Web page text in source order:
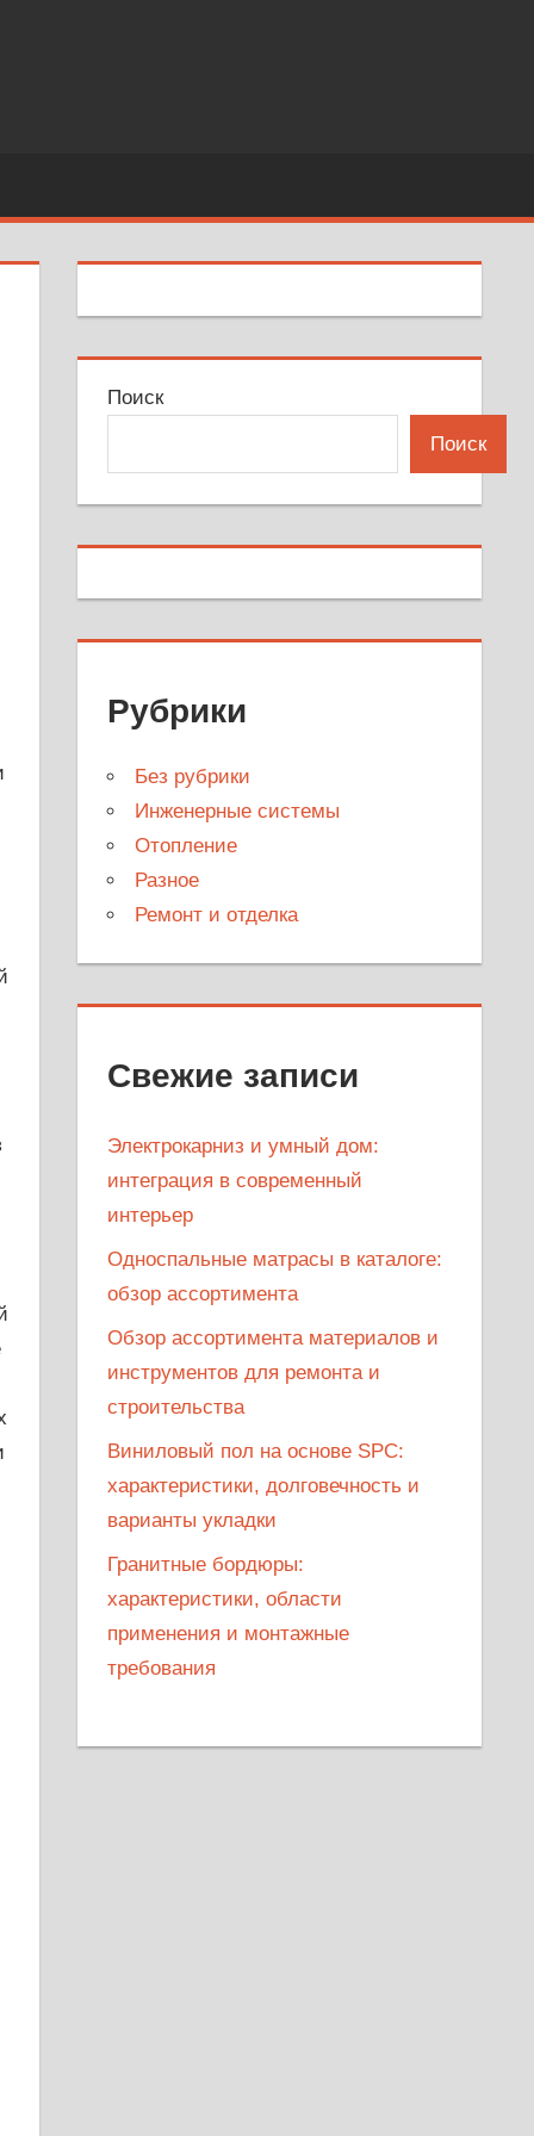
Поиск
Поиск
Рубрики
Без рубрики
Инженерные системы
Отопление
Разное
Ремонт и отделка
Свежие записи
Электрокарниз и умный дом:
интеграция в современный
интерьер
Односпальные матрасы в каталоге:
обзор ассортимента
Обзор ассортимента материалов и
инструментов для ремонта и
строительства
Виниловый пол на основе SPC:
характеристики, долговечность и
варианты укладки
Гранитные бордюры:
характеристики, области
применения и монтажные
требования